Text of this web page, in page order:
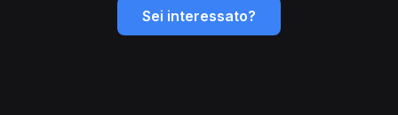
Sei interessato?